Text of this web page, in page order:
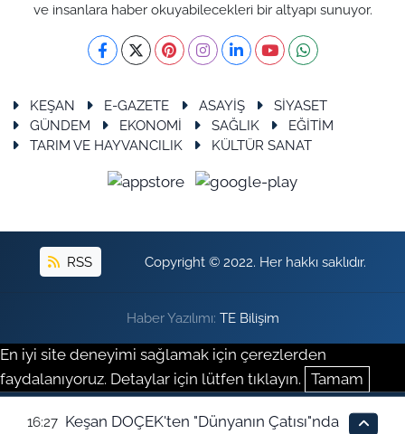
ve insanlara haber okuyabilecekleri bir altyapı sunuyor.
KEŞAN E-GAZETE ASAYİŞ
SİYASET
GÜNDEM
EKONOMİ SAĞLIK
EĞİTİM
TARIM VE HAYVANCILIK
KÜLTÜR SANAT
RSS Copyright © 2022. Her hakkı saklıdır.
Haber Yazılımı: TE Bilişim
En iyi site deneyimi sağlamak için çerezlerden
faydalanıyoruz. Detaylar için lütfen tıklayın. Tamam
16:27 Keşan DOÇEK'ten "Dünyanın Çatısı"nda